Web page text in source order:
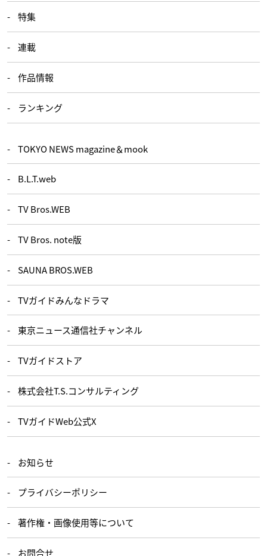
特集
連載
作品情報
ランキング
TOKYO NEWS magazine＆mook
B.L.T.web
TV Bros.WEB
TV Bros. note版
SAUNA BROS.WEB
TVガイドみんなドラマ
東京ニュース通信社チャンネル
TVガイドストア
株式会社T.S.コンサルティング
TVガイドWeb公式X
お知らせ
プライバシーポリシー
著作権・画像使用等について
お問合せ